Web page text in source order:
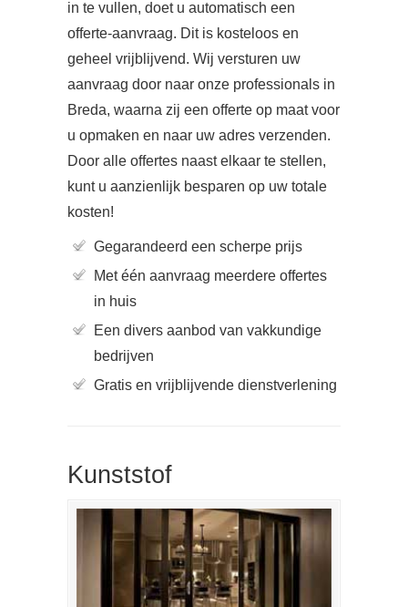
in te vullen, doet u automatisch een
offerte-aanvraag. Dit is kosteloos en
geheel vrijblijvend. Wij versturen uw
aanvraag door naar onze professionals in
Breda, waarna zij een offerte op maat voor
u opmaken en naar uw adres verzenden.
Door alle offertes naast elkaar te stellen,
kunt u aanzienlijk besparen op uw totale
kosten!
Gegarandeerd een scherpe prijs
Met één aanvraag meerdere offertes
in huis
Een divers aanbod van vakkundige
bedrijven
Gratis en vrijblijvende dienstverlening
Kunststof